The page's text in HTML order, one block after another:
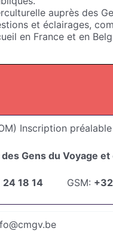
auprès des
et éclairages,
en France et en
Inscription
Gens du Voyage
18 14 GSM: